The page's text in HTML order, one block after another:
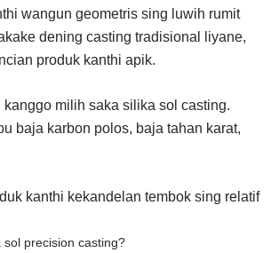
wangun geometris sing luwih rumit
dening casting tradisional liyane,
produk kanthi apik.
milih saka silika sol casting.
baja karbon polos, baja tahan karat,
kanthi kekandelan tembok sing relatif
sol precision casting?